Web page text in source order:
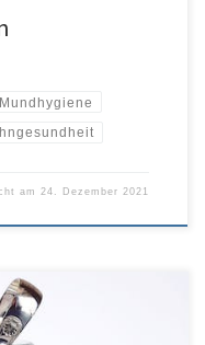
Mundhygiene
am24. Dezember 2021